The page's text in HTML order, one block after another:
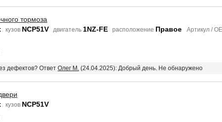
тормоза
кузов NCP51V двигатель 1NZ-FE расположение Правое Артикул /
дефектов? Ответ Олег М. (24.04.2025): Добрый день. Не обнаружено
кузов NCP51V